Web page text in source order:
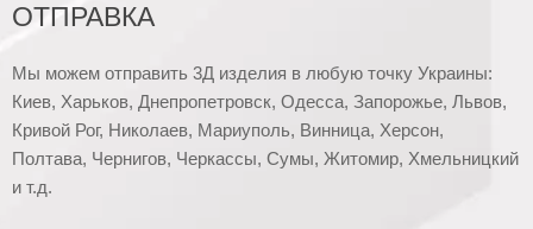
ОТПРАВКА
Мы можем отправить 3Д изделия в любую точку Украины:
Киев, Харьков, Днепропетровск, Одесса, Запорожье, Львов,
Кривой Рог, Николаев, Мариуполь, Винница, Херсон,
Полтава, Чернигов, Черкассы, Сумы, Житомир, Хмельницкий
и т.д.